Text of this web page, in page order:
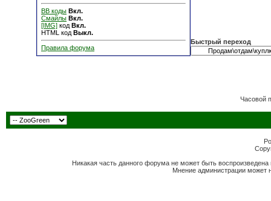
BB коды Вкл.
Смайлы Вкл.
[IMG] код Вкл.
HTML код Выкл.
Правила форума
Быстрый переход
Часовой
Никакая часть данного форума не может быть
Мнение администрации может